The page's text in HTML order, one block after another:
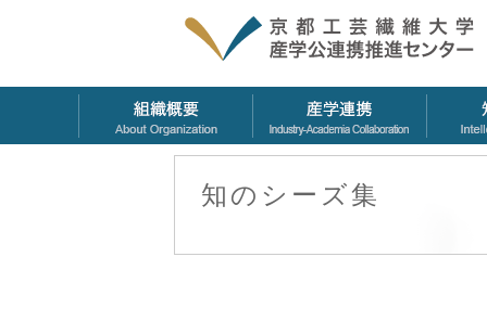
知のシーズ集